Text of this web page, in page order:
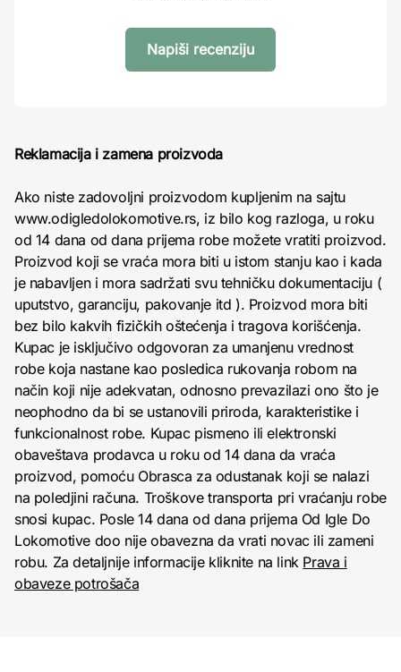
Napiši recenziju
Reklamacija i zamena proizvoda
Ako niste zadovoljni proizvodom kupljenim na sajtu
www.odigledolokomotive.rs, iz bilo kog razloga, u roku
od 14 dana od dana prijema robe možete vratiti proizvod.
Proizvod koji se vraća mora biti u istom stanju kao i kada
je nabavljen i mora sadržati svu tehničku dokumentaciju (
uputstvo, garanciju, pakovanje itd ). Proizvod mora biti
bez bilo kakvih fizičkih oštećenja i tragova korišćenja.
Kupac je isključivo odgovoran za umanjenu vrednost
robe koja nastane kao posledica rukovanja robom na
način koji nije adekvatan, odnosno prevazilazi ono što je
neophodno da bi se ustanovili priroda, karakteristike i
funkcionalnost robe. Kupac pismeno ili elektronski
obaveštava prodavca u roku od 14 dana da vraća
proizvod, pomoću Obrasca za odustanak koji se nalazi
na poledjini računa. Troškove transporta pri vraćanju robe
snosi kupac. Posle 14 dana od dana prijema Od Igle Do
Lokomotive doo nije obavezna da vrati novac ili zameni
robu. Za detaljnije informacije kliknite na link Prava i
obaveze potrošača